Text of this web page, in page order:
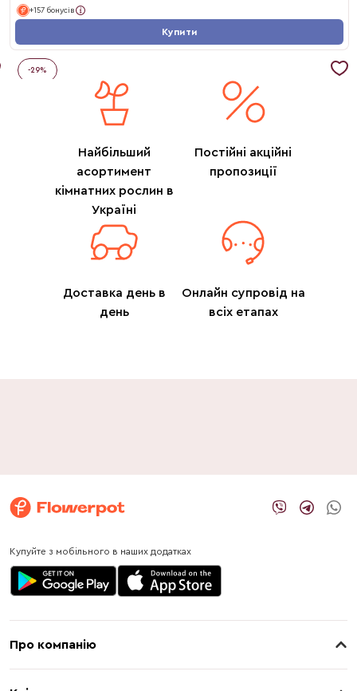
+157 бонусів
Купити
-29%
Найбільший
асортимент
кімнатних рослин в
Україні
Постійні акційні
пропозиції
Доставка день в
день
Онлайн супровід на
всіх етапах
Купуйте з мобільного в наших додатках
Про компанію